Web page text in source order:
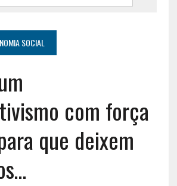
SOCIAL
com força
que deixem